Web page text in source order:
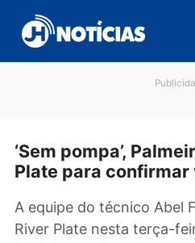
para
conteúdo
‘Sem pompa’,
A equipe do técnico